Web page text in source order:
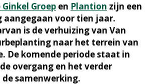
Groep en Plantion zijn een
aangegaan voor tien jaar.
is de verhuizing van Van
naar het terrein van
De komende periode staat in
overgang en het verder
samenwerking.